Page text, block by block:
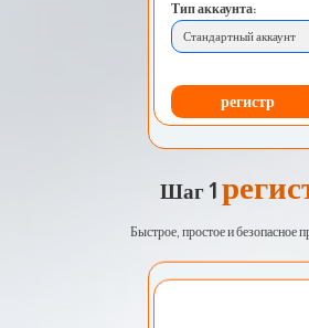
Тип аккаунта:
Стандартный аккаунт
регистр
Шаг 1
Быстрое, простое и безопасное